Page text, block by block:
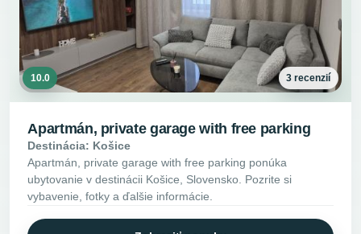
10.0 3 recenzií
Apartmán, private garage with free parking
Destinácia: Košice
Apartmán, private garage with free parking ponúka
ubytovanie v destinácii Košice, Slovensko. Pozrite si
vybavenie, fotky a ďalšie informácie.